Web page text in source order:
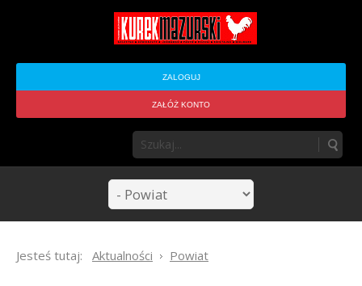
ZALOGUJ
ZAŁÓŻ KONTO
Jesteś tutaj: Aktualności Powiat